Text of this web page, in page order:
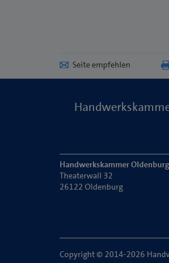
Seite empfehlen
Handwerkskammer Oldenburg
Theaterwall 32
26122 Oldenburg
Copyright © 2014-2026